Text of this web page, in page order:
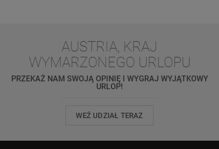
AUSTRIA, KRAJ
WYMARZONEGO URLOPU
PRZEKAŻ NAM SWOJĄ OPINIĘ I WYGRAJ WYJĄTKOWY
URLOP!
WEŹ UDZIAŁ TERAZ